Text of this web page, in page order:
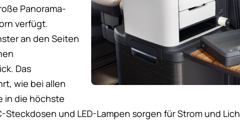
Panorama-
verfügt.
an den Seiten
Das
wie bei allen
in die höchste
Steckdosen und LED-Lampen sorgen für Strom und